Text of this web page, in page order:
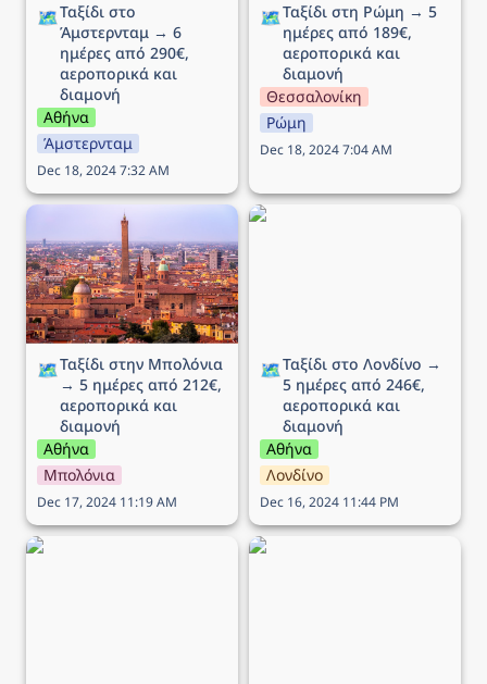
🗺️Ταξίδι στο
Άμστερνταμ → 6
ημέρες από 290€,
αεροπορικά και
διαμονή
Αθήνα
Άμστερνταμ
Dec 18, 2024 7:32 AM
🗺️Ταξίδι στη Ρώμη → 5
ημέρες από 189€,
αεροπορικά και
διαμονή
Θεσσαλονίκη
Ρώμη
Dec 18, 2024 7:04 AM
Ταξίδι στην Μπολόνια →
5 ημέρες από 212€,
αεροπορικά και διαμονή
🗺️Ταξίδι στην Μπολόνια
→ 5 ημέρες από 212€,
αεροπορικά και
διαμονή
Αθήνα
Μπολόνια
Dec 17, 2024 11:19 AM
Ταξίδι στο Λονδίνο → 5
🗺️Ταξίδι στο Λονδίνο →
5 ημέρες από 246€,
αεροπορικά και
διαμονή
Αθήνα
Λονδίνο
Dec 16, 2024 11:44 PM
Ταξίδι στη Βενετία → 5
Ταξίδι στην Λιουμπλιάνα